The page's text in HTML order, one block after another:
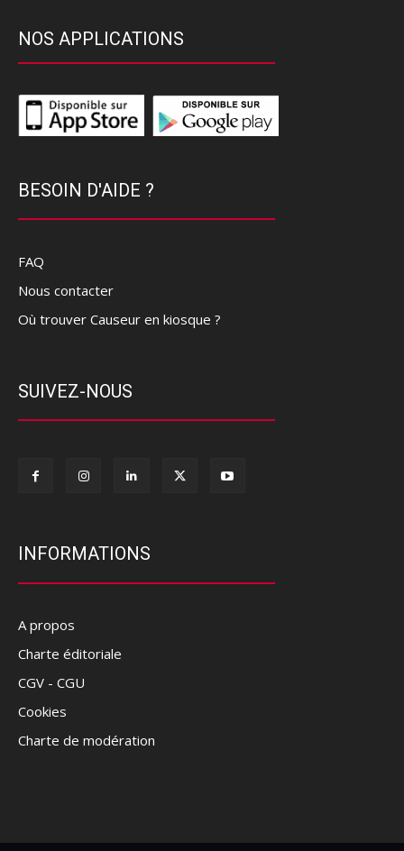
NOS APPLICATIONS
BESOIN D'AIDE ?
FAQ
Nous contacter
Où trouver Causeur en kiosque ?
SUIVEZ-NOUS
INFORMATIONS
A propos
Charte éditoriale
CGV - CGU
Cookies
Charte de modération